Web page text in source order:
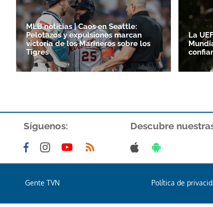
MLB noticias | Caos en Seattle:
Pelotazos y expulsiones marcan
victoria de los Marineros sobre los
Tigres
La
Síguenos: Descubre
Gente TVN Política de